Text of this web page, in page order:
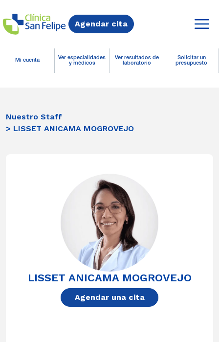
Agendar cita
Mi cuenta
Ver especialidades
y médicos
Ver resultados de
laboratorio
Solicitar un
presupuesto
Nuestro Staff
> LISSET ANICAMA MOGROVEJO
LISSET ANICAMA MOGROVEJO
Agendar una cita